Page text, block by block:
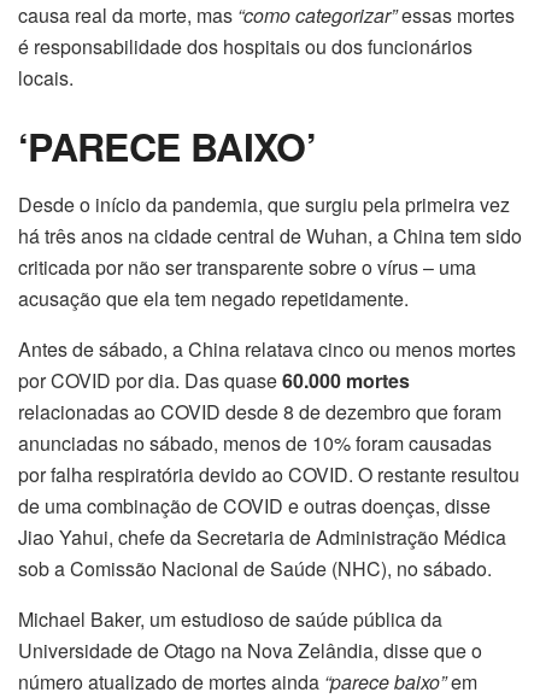
causa real da morte, mas “como categorizar”essas mortes
é responsabilidade dos hospitais ou dos funcionários
locais.
‘PARECE BAIXO’
Desde o início da pandemia, que surgiu pela primeira vez
há três anos na cidade central de Wuhan, a China tem sido
criticada por não ser transparente sobre o vírus – uma
acusação que ela tem negado repetidamente.
Antes de sábado, a China relatava cinco ou menos mortes
por COVID por dia. Das quase60.000 mortes
relacionadas ao COVID desde 8 de dezembro que foram
anunciadas no sábado, menos de 10% foram causadas
por falha respiratória devido ao COVID. O restante resultou
de uma combinação de COVID e outras doenças, disse
Jiao Yahui, chefe da Secretaria de Administração Médica
sob a Comissão Nacional de Saúde (NHC), no sábado.
Michael Baker, um estudioso de saúde pública da
Universidade de Otago na Nova Zelândia, disse que o
número atualizado de mortes ainda “parece baixo”em